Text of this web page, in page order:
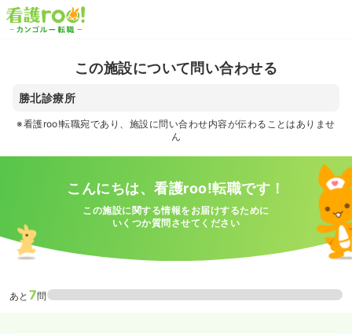
この施設について問い合わせる
勝北診療所
※看護roo!転職宛であり、施設に問い合わせ内容が伝わることはありませ
ん
こんにちは、看護roo!転職です！
この施設に関する情報をお届けするために
いくつか質問させてください
あと 7問